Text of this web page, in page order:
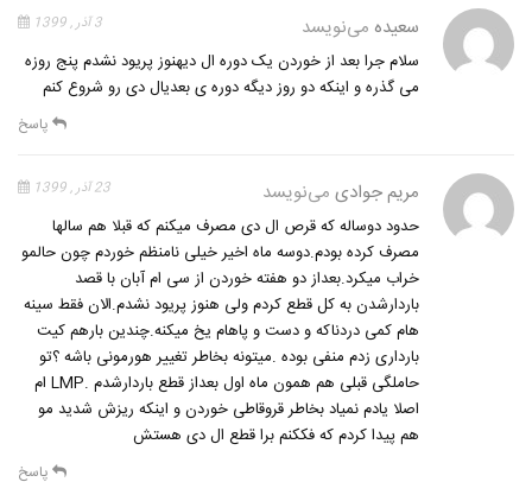
سعیده می‌نویسد 3 آذر , 1399
سلام جرا بعد از خوردن یک دوره ال دیهنوز پریود نشدم پنج روزه
می گذره و اینکه دو روز دیگه دوره ی بعدیال دی رو شروع کنم
پاسخ
مریم جوادی می‌نویسد 23 آذر , 1399
حدود دوساله که قرص ال دی مصرف میکنم که قبلا هم سالها
مصرف کرده بودم.دوسه ماه اخیر خیلی نامنظم خوردم چون حالمو
خراب میکرد.بعداز دو هفته خوردن از سی ام آبان با قصد
باردارشدن به کل قطع کردم ولی هنوز پریود نشدم.الان فقط سینه
هام کمی دردناکه و دست و پاهام یخ میکنه.چندین بارهم کیت
بارداری زدم منفی بوده .میتونه بخاطر تغییر هورمونی باشه ؟تو
حاملگی قبلی هم همون ماه اول بعداز قطع باردارشدم .LMP ام
اصلا یادم نمیاد بخاطر قروقاطی خوردن و اینکه ریزش شدید مو
هم پیدا کردم که فککنم برا قطع ال دی هستش
پاسخ